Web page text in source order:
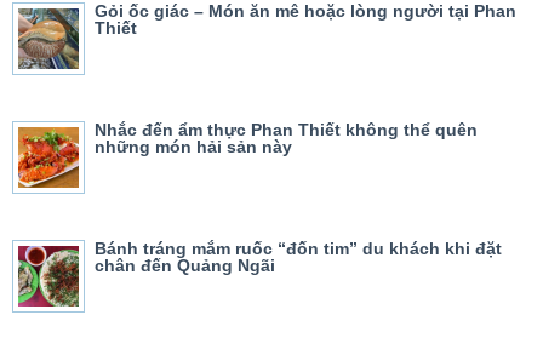
Gỏi ốc giác – Món ăn mê hoặc lòng người tại Phan
Thiết
Nhắc đến ẩm thực Phan Thiết không thể quên
những món hải sản này
Bánh tráng mắm ruốc “đốn tim” du khách khi đặt
chân đến Quảng Ngãi